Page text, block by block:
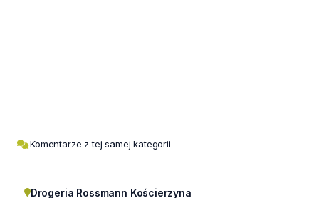
Komentarze z tej samej kategorii
Drogeria Rossmann Kościerzyna